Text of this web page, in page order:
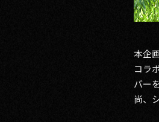
本企
コラ
バー
尚、